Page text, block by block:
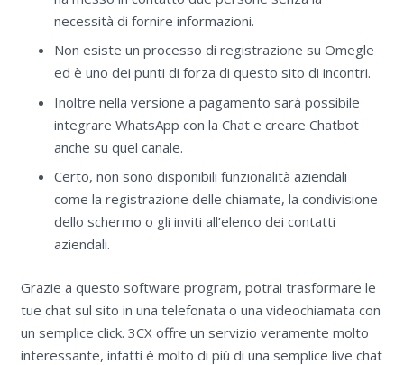
necessità di fornire informazioni.
Non esiste un processo di registrazione su Omegle
ed è uno dei punti di forza di questo sito di incontri.
Inoltre nella versione a pagamento sarà possibile
integrare WhatsApp con la Chat e creare Chatbot
anche su quel canale.
Certo, non sono disponibili funzionalità aziendali
come la registrazione delle chiamate, la condivisione
dello schermo o gli inviti all’elenco dei contatti
aziendali.
Grazie a questo software program, potrai trasformare le
tue chat sul sito in una telefonata o una videochiamata con
un semplice click. 3CX offre un servizio veramente molto
interessante, infatti è molto di più di una semplice live chat